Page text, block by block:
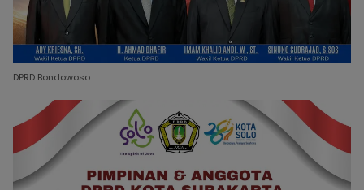
DPRD Bondowoso